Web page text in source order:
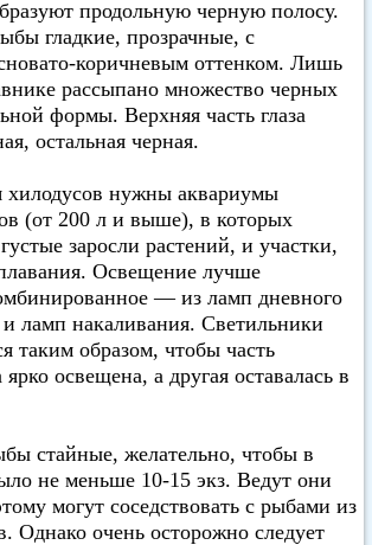
продольную черную полосу.
гладкие, прозрачные, с
коричневым оттенком. Лишь
рассыпано множество черных
формы. Верхняя часть глаза
остальная черная.
хилодусов нужны аквариумы
(от 200 л и выше), в которых
заросли растений, и участки,
Освещение лучше
— из ламп дневного
ламп накаливания. Светильники
таким образом, чтобы часть
освещена, а другая оставалась в
стайные, желательно, чтобы в
не меньше 10-15 экз. Ведут они
могут соседствовать с рыбами из
Однако очень осторожно следует